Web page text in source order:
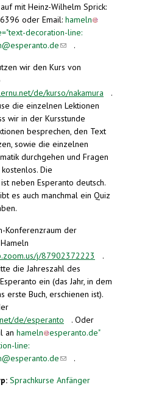
mit Heinz-Wilhelm Sprick:
oder Email: hameln
decoration-line:
(link sends e-
(link sends
.
wir den Kurs von
de/kurso/nakamura (link is
.
die einzelnen Lektionen
wir in der Kursstunde
besprechen, den Text
sowie die einzelnen
durchgehen und Fragen
Die
neben Esperanto deutsch.
es auch manchmal ein Quiz
Konferenzraum der
j/87902372223
(link is
.
die Jahreszahl des
ein (das Jahr, in dem
erste Buch, erschienen ist).
de/esperanto (link is
external)
. Oder
an hameln esperanto.de"
line:
(link sends e-
(link sends
.
Sprachkurse Anfänger